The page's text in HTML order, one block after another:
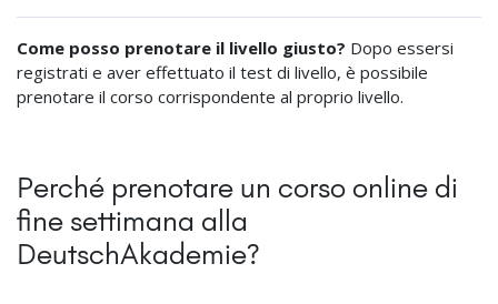
Come posso prenotare il livello giusto? Dopo essersi
registrati e aver effettuato il test di livello, è possibile
prenotare il corso corrispondente al proprio livello.
Perché prenotare un corso online di
fine settimana alla
DeutschAkademie?